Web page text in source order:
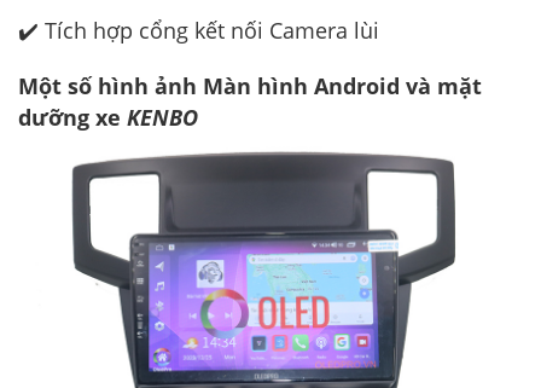
✔️ Tích hợp cổng kết nối Camera lùi
Một số hình ảnh Màn hình Android và mặt
dưỡng xe KENBO